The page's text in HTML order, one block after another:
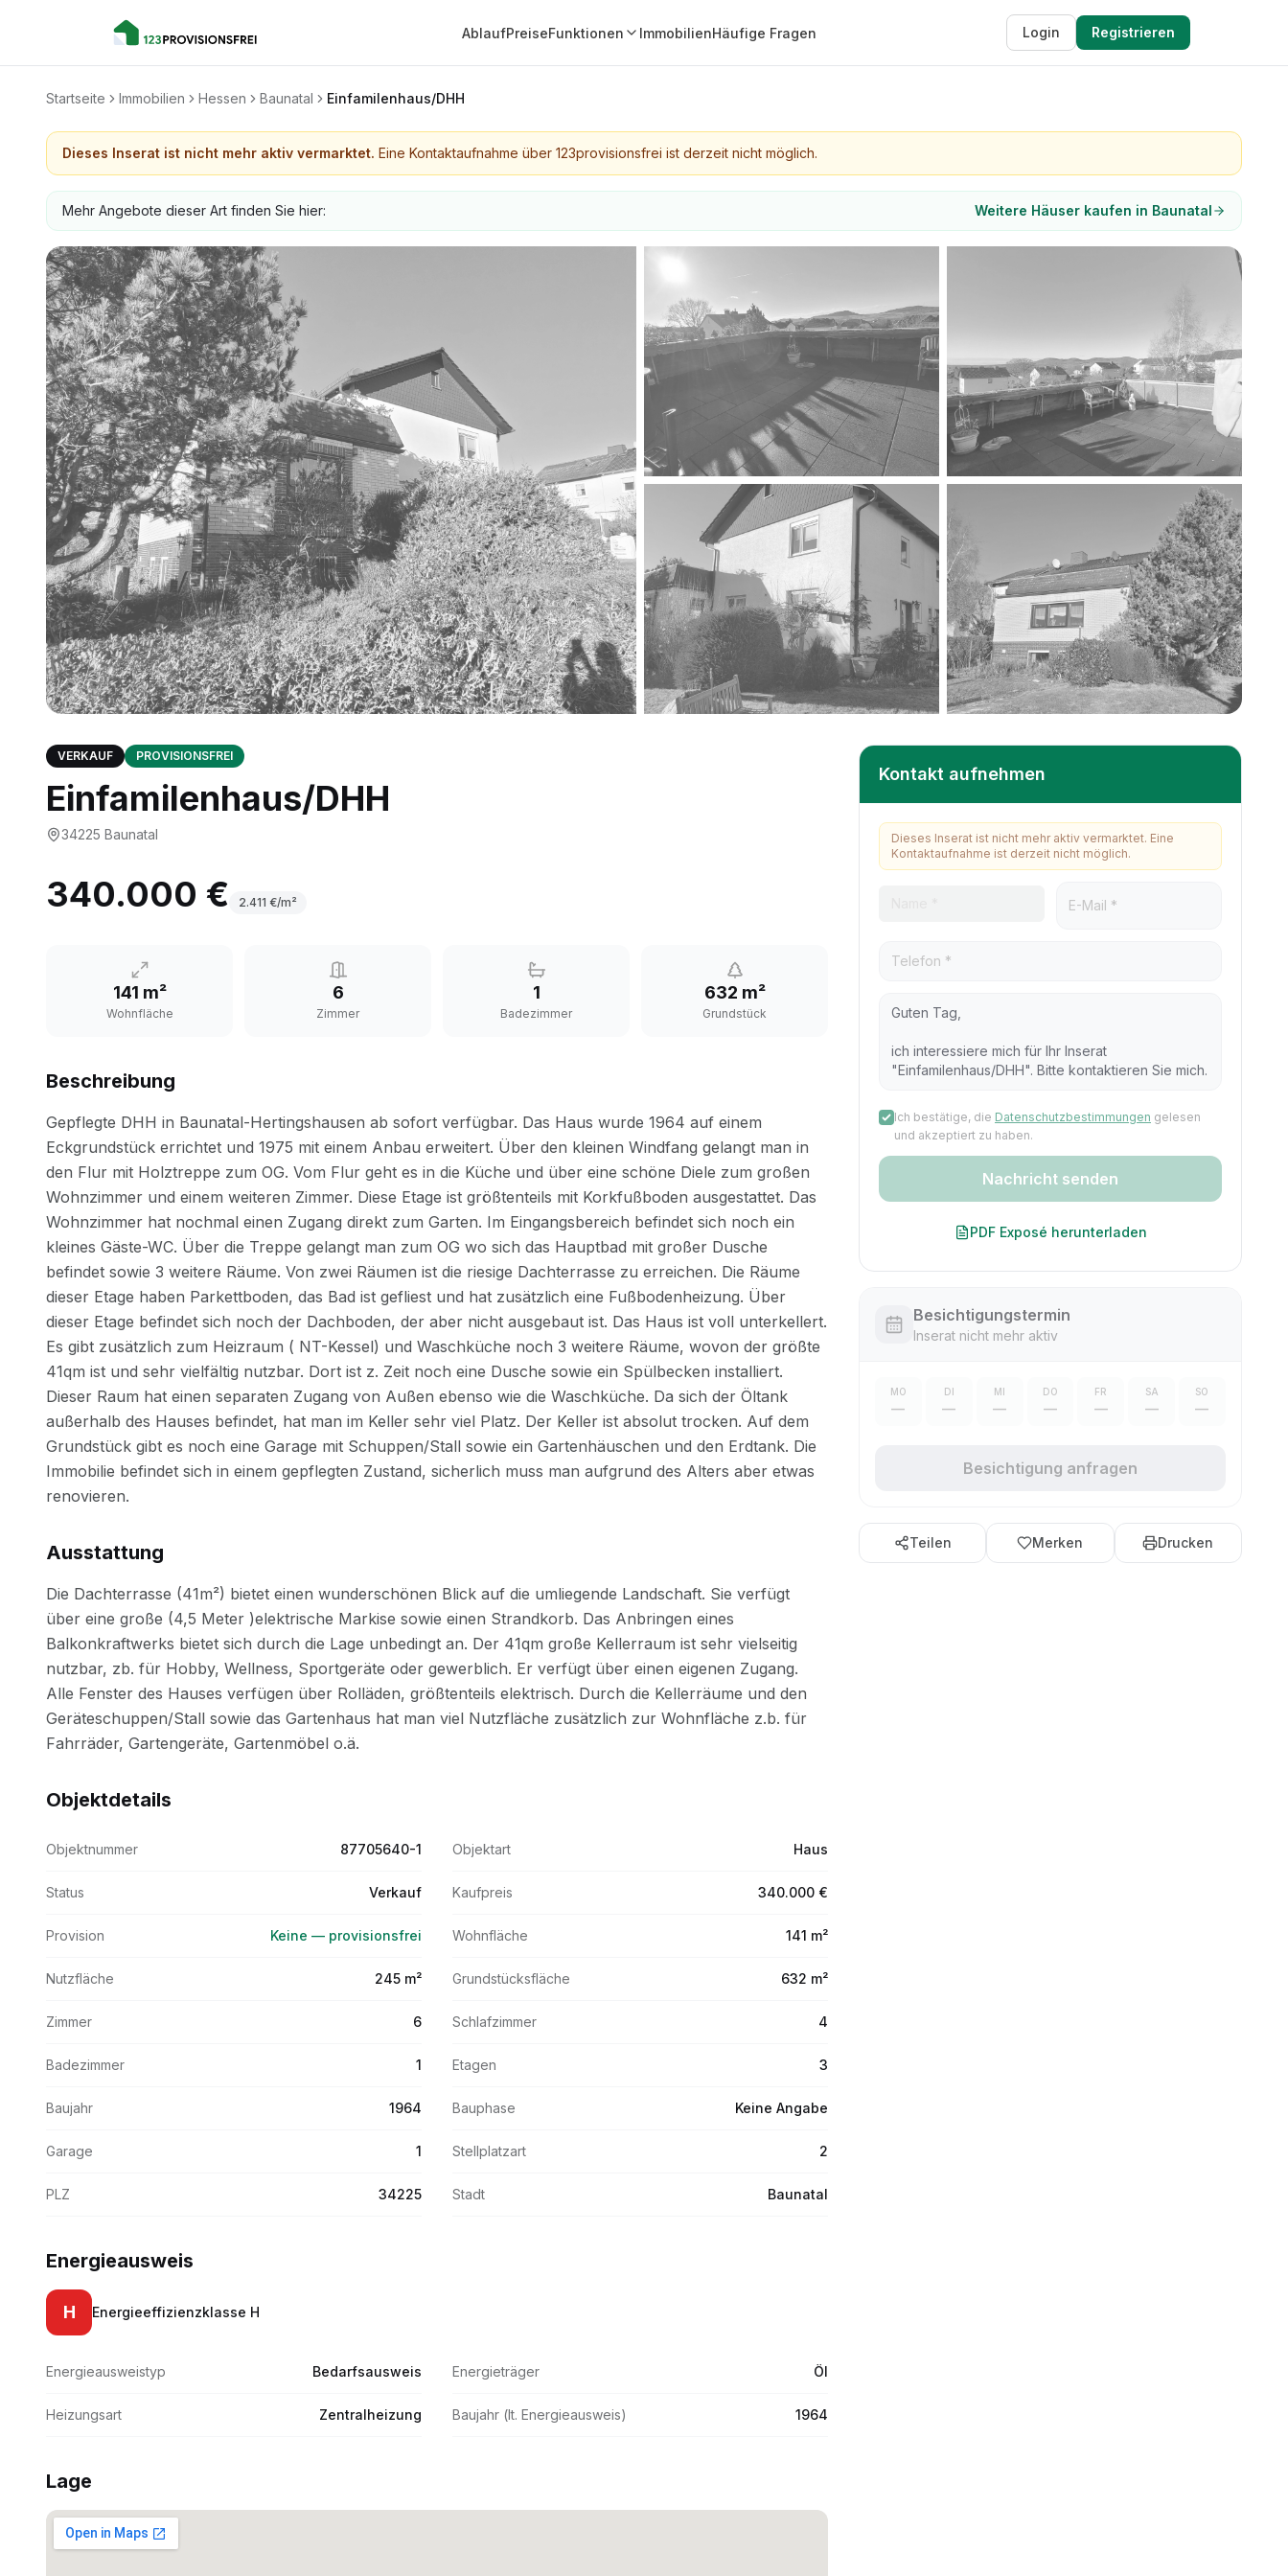
AblaufPreiseFunktionen ImmobilienHäufige Fragen Login Registrieren
Startseite Immobilien Hessen Baunatal Einfamilenhaus/DHH
Dieses Inserat ist nicht mehr aktiv vermarktet. Eine Kontaktaufnahme über 123provisionsfrei ist derzeit nicht möglich.
Mehr Angebote dieser Art finden Sie hier: Weitere Häuser kaufen in Baunatal
VERKAUF PROVISIONSFREI
Einfamilenhaus/DHH
34225 Baunatal
340.000 € 2.411 €/m²
141 m²
Wohnfläche
6
Zimmer
1
Badezimmer
632 m²
Grundstück
Beschreibung
Ausstattung
Objektdetails
Objektnummer 87705640-1 Objektart Haus
Status Verkauf Kaufpreis 340.000 €
Provision Keine — provisionsfrei Wohnfläche 141 m²
Nutzfläche 245 m² Grundstücksfläche 632 m²
Zimmer 6 Schlafzimmer 4
Badezimmer 1 Etagen 3
Baujahr 1964 Bauphase Keine Angabe
Garage 1 Stellplatzart 2
PLZ 34225 Stadt Baunatal
Energieausweis
H Energieeffizienzklasse H
Energieausweistyp Bedarfsausweis Energieträger Öl
Heizungsart Zentralheizung Baujahr (lt. Energieausweis) 1964
Lage
Kontakt aufnehmen
Dieses Inserat ist nicht mehr aktiv vermarktet. Eine
Kontaktaufnahme ist derzeit nicht möglich.
Ich bestätige, die Datenschutzbestimmungen gelesen
und akzeptiert zu haben.
Nachricht senden
PDF Exposé herunterladen
Besichtigungstermin
Inserat nicht mehr aktiv
MO
—
DI
—
MI
—
DO
—
FR
—
SA
—
SO
—
Besichtigung anfragen
Teilen Merken Drucken